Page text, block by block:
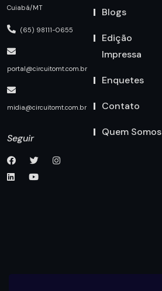
Cuiabá/MT
(65) 98111-0655
portal@circuitomt.com.br
midia@circuitomt.com.br
Seguir
Blogs
Edição
Impressa
Enquetes
Contato
Quem Somos